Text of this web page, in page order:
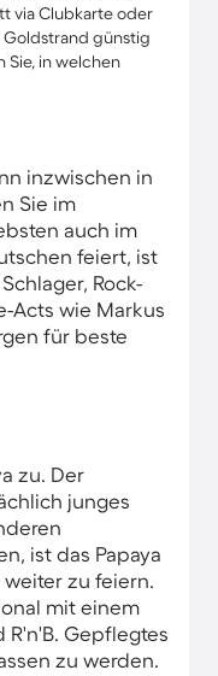
via Clubkarte oder
Goldstrand günstig
Sie, in welchen
inzwischen in
Sie im
auch im
feiert, ist
Rock-
Acts wie Markus
für beste
zu. Der
junges
ist das Papaya
zu feiern.
mit einem
Gepflegtes
zu werden.